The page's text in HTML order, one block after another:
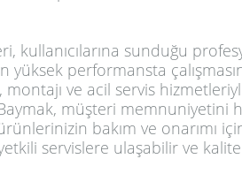
kullanıcılarına sunduğu
performansta
montajı ve acil servis
müşteri memnuniyetini
bakım ve onarımı
servislere ulaşabilir ve